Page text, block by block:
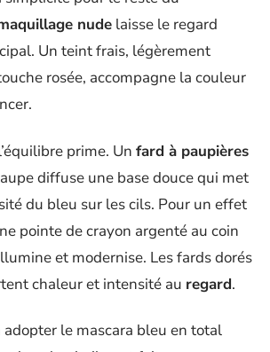
nude laisse le regard
Un teint frais, légèrement
rosée, accompagne la couleur
prime. Un fard à paupières
diffuse une base douce qui met
du bleu sur les cils. Pour un effet
pointe de crayon argenté au coin
et modernise. Les fards dorés
chaleur et intensité au regard.
adopter le mascara bleu en total